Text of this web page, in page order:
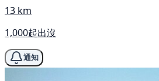
13 km
1,000起出沒
通知